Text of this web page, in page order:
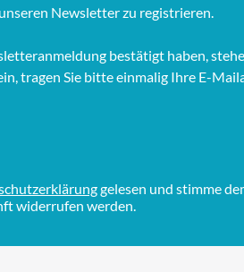
Newsletter zu registrieren.
bestätigt haben,
tragen Sie bitte einmalig Ihre E-
gelesen und stimme
widerrufen werden.